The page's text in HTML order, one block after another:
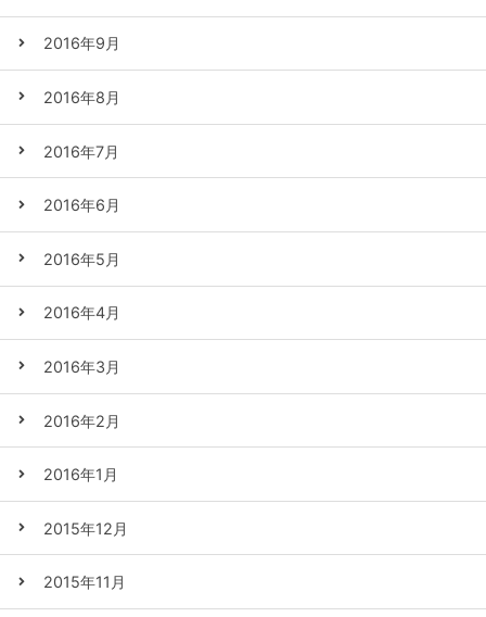
2016年9月
2016年8月
2016年7月
2016年6月
2016年5月
2016年4月
2016年3月
2016年2月
2016年1月
2015年12月
2015年11月